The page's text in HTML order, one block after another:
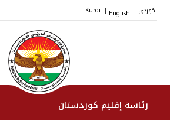
کوردی |
English
|
Kurdi
رئاسة إقليم كوردستان